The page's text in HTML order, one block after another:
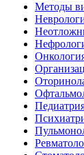
Методы